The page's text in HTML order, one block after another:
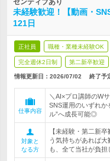
センティブあり
未経験歓迎！【動画・
121日
正社員 職種・業種未経験OK
完全週休2日制 第二新卒歓迎
情報更新日：2026/07/02 終了予
仕事内容
＼AI×プロ講師のW
SNS運用のいずれか
ル”へ成長可能◎
対象と
なる方
【未経験・第二新
う気持ちがあれば
も、全て当社が負担